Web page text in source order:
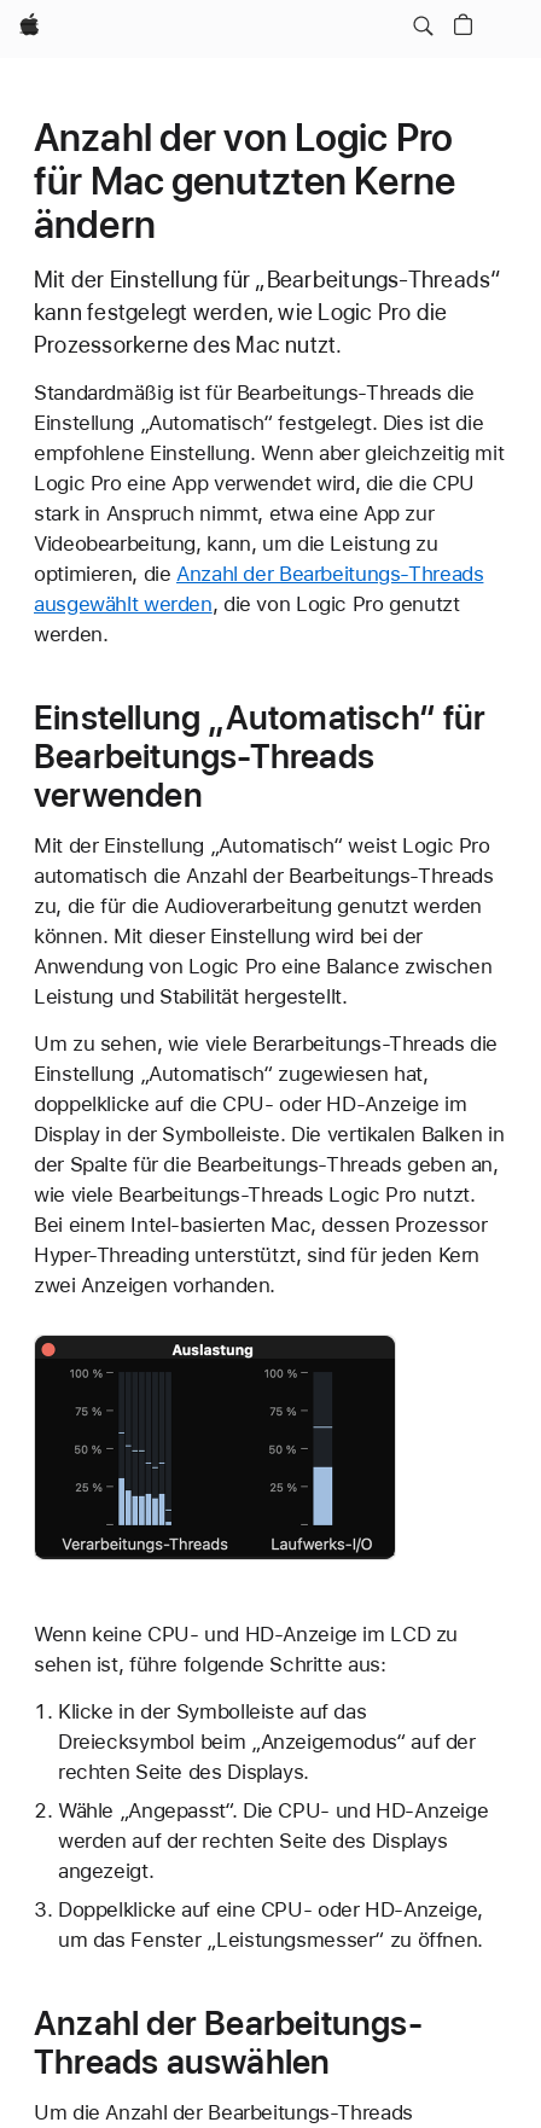
Apple
Anzahl der von Logic Pro
für Mac genutzten Kerne
ändern
Mit der Einstellung für „Bearbeitungs-Threads“
kann festgelegt werden, wie Logic Pro die
Prozessorkerne des Mac nutzt.
Standardmäßig ist für Bearbeitungs-Threads die
Einstellung „Automatisch“ festgelegt. Dies ist die
empfohlene Einstellung. Wenn aber gleichzeitig mit
Logic Pro eine App verwendet wird, die die CPU
stark in Anspruch nimmt, etwa eine App zur
Videobearbeitung, kann, um die Leistung zu
optimieren, dieAnzahl der Bearbeitungs-Threads
ausgewählt werden, die von Logic Pro genutzt
werden.
Einstellung „Automatisch“ für
Bearbeitungs-Threads
verwenden
Mit der Einstellung „Automatisch“ weist Logic Pro
automatisch die Anzahl der Bearbeitungs-Threads
zu, die für die Audioverarbeitung genutzt werden
können. Mit dieser Einstellung wird bei der
Anwendung von Logic Pro eine Balance zwischen
Leistung und Stabilität hergestellt.
Um zu sehen, wie viele Berarbeitungs-Threads die
Einstellung „Automatisch“ zugewiesen hat,
doppelklicke auf die CPU- oder HD-Anzeige im
Display in der Symbolleiste. Die vertikalen Balken in
der Spalte für die Bearbeitungs-Threads geben an,
wie viele Bearbeitungs-Threads Logic Pro nutzt.
Bei einem Intel-basierten Mac, dessen Prozessor
Hyper-Threading unterstützt, sind für jeden Kern
zwei Anzeigen vorhanden.
Wenn keine CPU- und HD-Anzeige im LCD zu
sehen ist, führe folgende Schritte aus:
Klicke in der Symbolleiste auf das
Dreiecksymbol beim „Anzeigemodus“ auf der
rechten Seite des Displays.
Wähle „Angepasst“. Die CPU- und HD-Anzeige
werden auf der rechten Seite des Displays
angezeigt.
Doppelklicke auf eine CPU- oder HD-Anzeige,
um das Fenster „Leistungsmesser“ zu öffnen.
Anzahl der Bearbeitungs-
Threads auswählen
Um die Anzahl der Bearbeitungs-Threads